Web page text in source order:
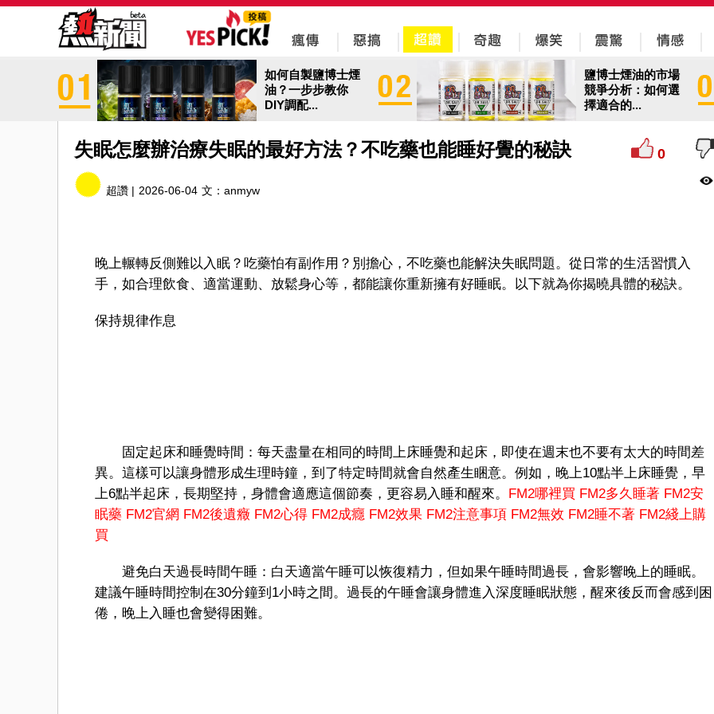
如何自製鹽博士煙
油？一步步教你
DIY調配...
鹽博士煙油的市場
競爭分析：如何選
擇適合的...
失眠怎麼辦治療失眠的最好方法？不吃藥也能睡好覺的秘訣 0
超讚 | 2026-06-04 文： anmyw
晚上輾轉反側難以入眠？吃藥怕有副作用？別擔心，不吃藥也能解決失眠問題。從日常的生活習慣入
手，如合理飲食、適當運動、放鬆身心等，都能讓你重新擁有好睡眠。以下就為你揭曉具體的秘訣。
保持規律作息
固定起床和睡覺時間：每天盡量在相同的時間上床睡覺和起床，即使在週末也不要有太大的時間差
異。這樣可以讓身體形成生理時鐘，到了特定時間就會自然產生睏意。例如，晚上10點半上床睡覺，早
上6點半起床，長期堅持，身體會適應這個節奏，更容易入睡和醒來。 FM2哪裡買 FM2多久睡著 FM2安
眠藥 FM2官網 FM2後遺癥 FM2心得 FM2成癮 FM2效果 FM2注意事項 FM2無效 FM2睡不著 FM2綫上購
買
避免白天過長時間午睡：白天適當午睡可以恢復精力，但如果午睡時間過長，會影響晚上的睡眠。
建議午睡時間控制在30分鐘到1小時之間。過長的午睡會讓身體進入深度睡眠狀態，醒來後反而會感到困
倦，晚上入睡也會變得困難。